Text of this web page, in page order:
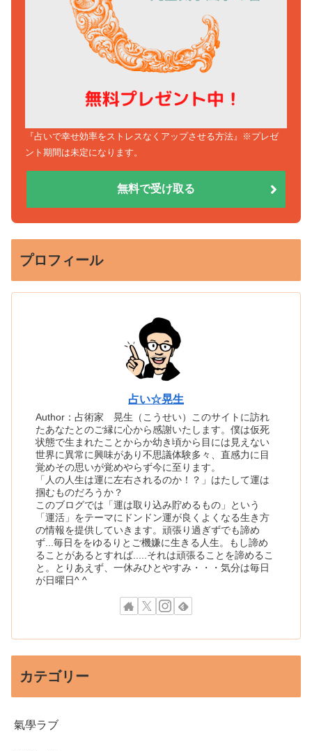
『占いで幸せ効率をストレスなくアップさせる方法』※プレゼ
ント期間は未定になります。
無料で受け取る
プロフィール
占い☆晃生
Author：占術家 晃生（こうせい）このサイトに訪れ
たあなたとのご縁に心から感謝いたします。僕は仮死
状態で生まれたことからか幼き頃から目には見えない
世界に異常に興味があり不思議体験多々、直感力に目
覚めその思いが覚めやらず今に至ります。
「人の人生は運に左右されるのか！？」はたして運は
掴むものだろうか？
このブログでは「運は取り込み貯めるもの」という
「運活」をテーマにドンドン運が良くよくなる生き方
の情報を提供していきます。頑張り過ぎずでも諦め
ず...毎日ををゆるりとご機嫌に生きる人生。もし諦め
ることがあるとすれば.....それは頑張ることを諦めるこ
と。とりあえず、一休みひとやすみ・・・気分は毎日
が日曜日^ ^
カテゴリー
氣學ラブ